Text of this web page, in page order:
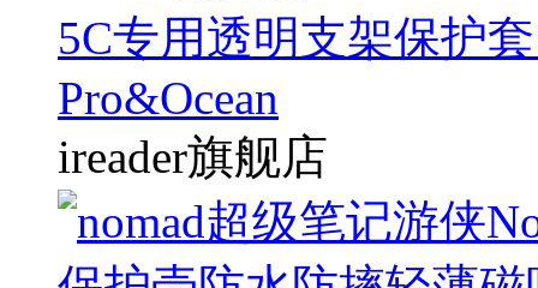
5C专用透明支架保护套
Pro&Ocean
ireader旗舰店